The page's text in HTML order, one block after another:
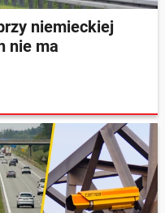
niemieckiej
nie ma